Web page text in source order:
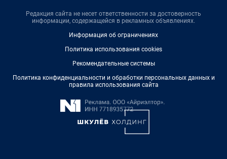
Редакция сайта не несет ответственности за достоверность
информации, содержащейся в рекламных объявлениях.
Информация об ограничениях
Политика использования cookies
Рекомендательные системы
Политика конфиденциальности и обработки персональных данных и
правила использования сайта